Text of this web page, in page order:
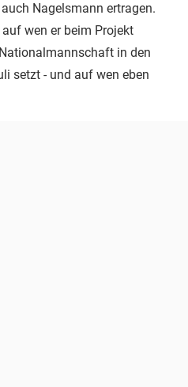
Nagelsmann ertragen.
wen er beim Projekt
in den
setzt - und auf wen eben